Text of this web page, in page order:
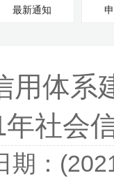
最新通知
用体系
年社会
期：